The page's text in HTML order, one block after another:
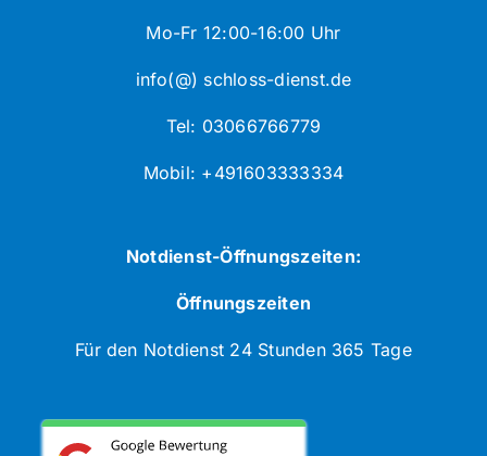
Mo-Fr 12:00-16:00 Uhr
info(@) schloss-dienst.de
Tel: 03066766779
Mobil: +491603333334
Notdienst-Öffnungszeiten:
Öffnungszeiten
Für den Notdienst 24 Stunden 365 Tage